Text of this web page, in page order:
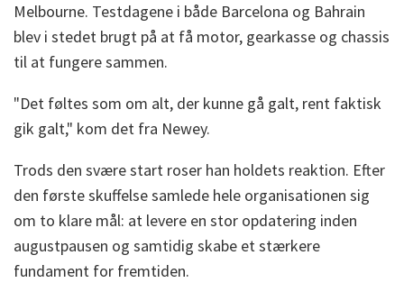
Melbourne. Testdagene i både Barcelona og Bahrain
blev i stedet brugt på at få motor, gearkasse og chassis
til at fungere sammen.
"Det føltes som om alt, der kunne gå galt, rent faktisk
gik galt," kom det fra Newey.
Trods den svære start roser han holdets reaktion. Efter
den første skuffelse samlede hele organisationen sig
om to klare mål: at levere en stor opdatering inden
augustpausen og samtidig skabe et stærkere
fundament for fremtiden.